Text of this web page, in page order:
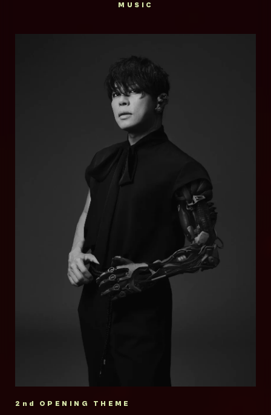
西川貴教
1970年9月19日生まれ。滋賀県出身。
1996年、ソロプロジェク
ト”T.M.Revolution”として「独裁-
monopolize-」でデビュー。以降、「HIGH
PRESSURE」「HOT LIMIT」「WHITE
BREATH」「INVOKE -インヴォーク-」などヒ
2018年からは西川貴教名義での音楽活動を本
格的に開始。2024年にリリースした
「FREEDOM」がロングヒット。2025年3月に
3rdアルバム「SINGularity Ⅲ -VOYAGE-」を
2025年6月からT.M.Revolutionデビュー30周
年に向けた全国ツアー「T.M.R. LIVE
ELECTION -VOTE 30-」を開催中。
しい挑戦を続けている。
2008年、故郷である滋賀県から「滋賀ふるさ
と観光大使」に任命され、2009年より県初の
大型野外音楽イベント「イナズマロック フェ
Survive Said The
Prophet
Survive Said The Prophet 通称「サバプ
ロ」は2011年、東京にて結成。ネイティブな
英語を操るバイリンガルのボーカリストYoshの
圧倒的な歌唱力とカリスマ性を筆頭に、確かな
スキル、ミュージシャンシップ、そして個性的
なキャラクターを持ったメンバーからなる奇跡
のインターナショナル・ロック・バンド。その
異彩を放つ音楽性はロックに限らず、ポップ、
ックグラウンドをベースに、既存のシーンの枠
に収まらないダイバーシティを武器に様々なフ
ィールドを活動の場とし、日々進化し続けてい
女王蜂
2009年結成。独創的かつ圧倒的なパフォーマ
ンス、多方面にわたり活躍するそのニュース性
の高さから音楽業界のみならず各方面で話題
に。作品はチャート上位にランクインし、ライ
ヴは各地ソールドアウトと人気・実力共に圧倒
的な存在感を誇る。更にヴォーカルのアヴちゃ
んはプロデュース業、ドラマやパリコレへの出
演、楽曲提供など多岐に才能を発揮している。
大阪梅田駅の歩道橋で行われていたサイファー
（輪になり即興でラップをするセッション）の
参加者から派生した集合体。多くのメンバーが
ラップバトルで輝かしい成績を残し、R-指定を
代表に全国区のラッパーを輩出してきた。上下
関係はなく、リーダーの存在はおろか結成の話
があったわけでもない。あくまで個人の集まり
でありグループでないことが特徴。”ラッパー同
士の繋がりから生まれた自由な関係性”そのもの
が梅田サイファーと言える。映像作家、デザイ
ナー、トラックメイカーなどの顔を持つメンバ
ーもおり、その活動は多岐に渡る。
Official Website
Instagram
MUSIC
2nd OPENING THEME